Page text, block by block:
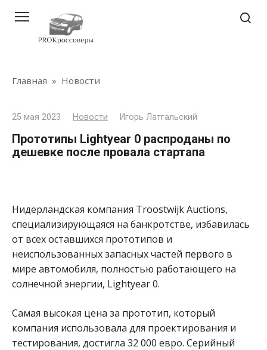
контенту
Главная » Новости
25 мая 2023 Новости Игорь Латгальский
Прототипы Lightyear 0 распроданы по
дешевке после провала стартапа
Нидерландская компания Troostwijk Auctions,
специализирующаяся на банкротстве, избавилась
от всех оставшихся прототипов и
неиспользованных запасных частей первого в
мире автомобиля, полностью работающего на
солнечной энергии, Lightyear 0.
Самая высокая цена за прототип, который
компания использовала для проектирования и
тестирования, достигла 32 000 евро. Серийный